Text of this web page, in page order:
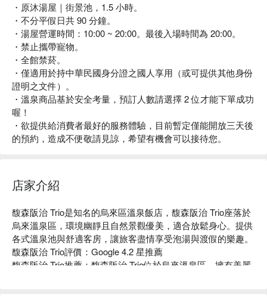
・原沐湯屋｜街景池，1.5 小時。
・不分平假日共 90 分鐘。
・湯屋營運時間：10:00 ~ 20:00。最後入場時間為 20:00。
・禁止攜帶寵物。
・全館禁菸。
・僅適用於持中華民國身分證之國人享用（或可提供其他身份
證明之文件）。
・溫泉商品基於安全考量，預訂人數請選擇 2 位才能下單成功
喔！
・欲提供給消費者最好的服務體驗，目前暫定僅能開放三天後
的預約，造成不便敬請見諒，希望有機會可以接待您。
店家介紹
馥森阪治 Trio是知名的烏來區溫泉飯店，馥森阪治 Trio座落於
烏來溫泉區，環境幽靜且自然景觀優美，適合放鬆身心。提供
各式溫泉池與舒適客房，讓旅客盡情享受泡湯與渡假的樂趣。
馥森阪治 Trio評價：Google 4.2 星推薦
馥森阪治 Trio推薦：馥森阪治 Trio位於烏來溫泉區，擁有美麗